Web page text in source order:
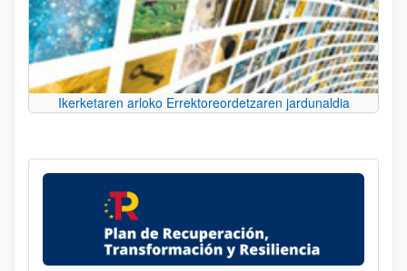
Ikerketaren arloko Errektoreordetzaren jardunaldia